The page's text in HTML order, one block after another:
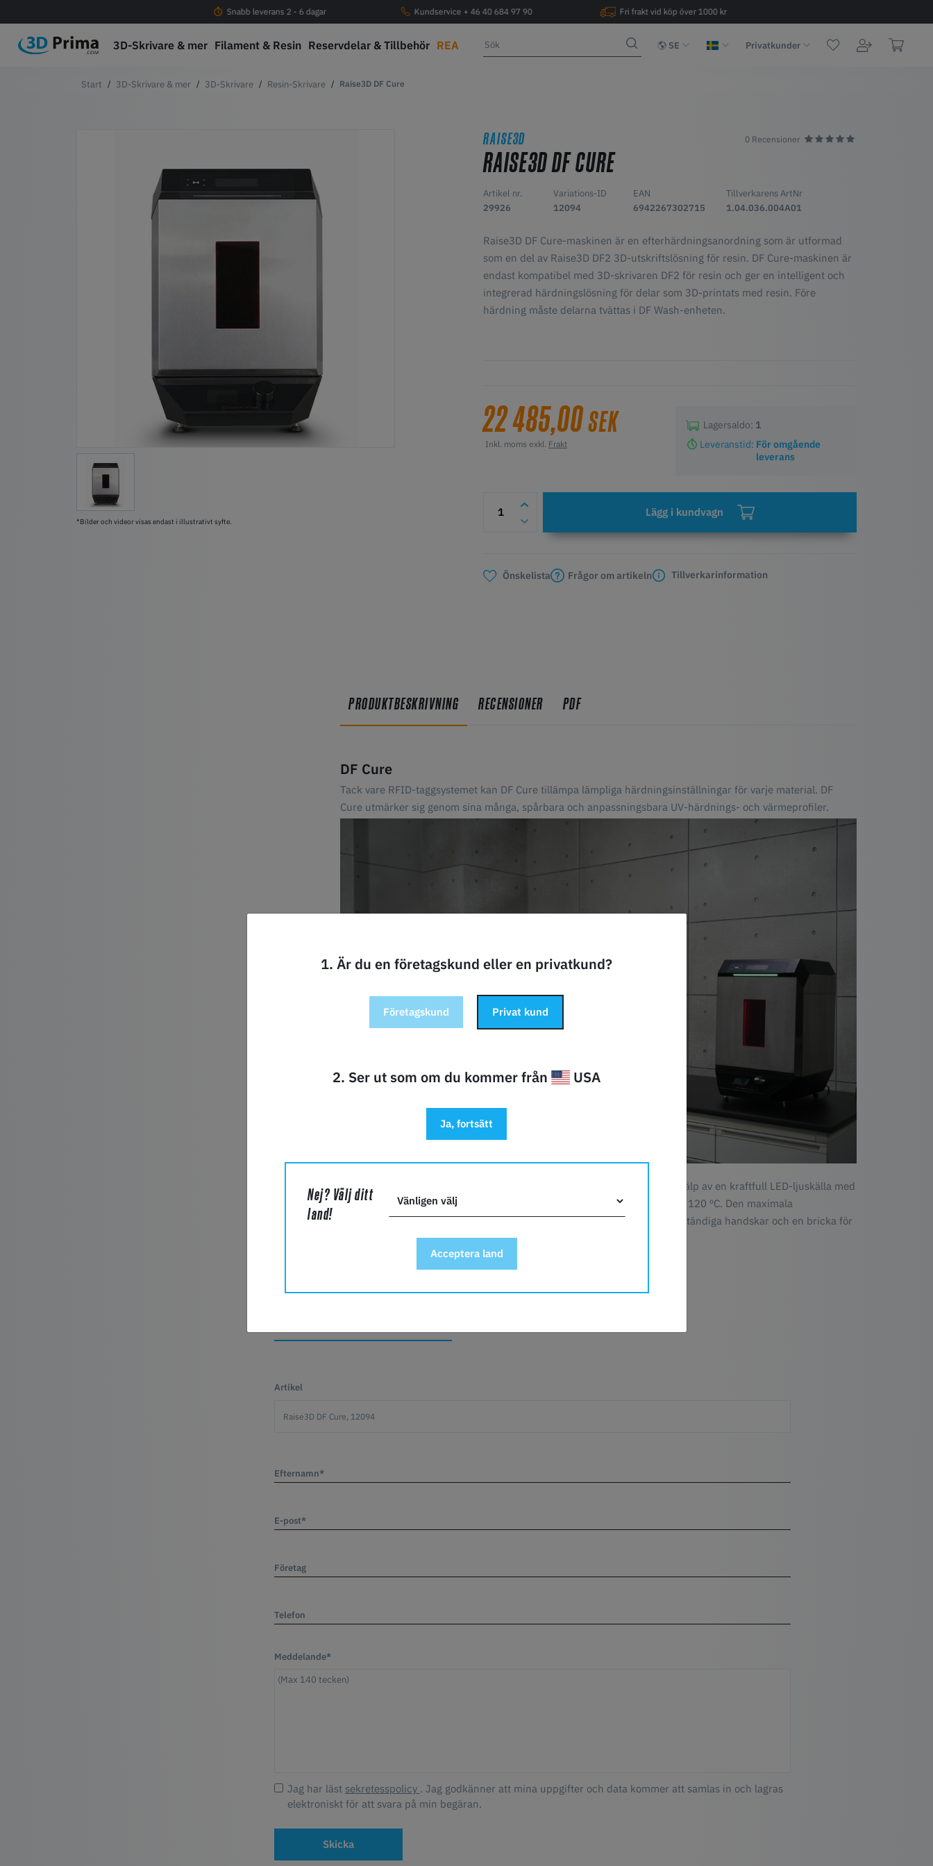
Snabb leverans 2 - 6 dagar Kundservice + 46 40 684 97 90 Fri frakt vid köp över 1000 kr
3D-Skrivare & mer Filament & Resin Reservdelar & Tillbehör REA SE Privatkunder
3D-Skrivare & mer 3D-Skrivare Resin-Skrivare Raise3D DF Cure
*Bilder och videor visas endast i illustrativt syfte.
RAISE3D 0 Recensioner
RAISE3D DF CURE
Artikel nr.
29926
Variations-ID
12094
EAN
6942267302715
Tillverkarens ArtNr
1.04.036.004A01
Raise3D DF Cure-maskinen är en efterhärdningsanordning som är utformad
som en del av Raise3D DF2 3D-utskriftslösning för resin. DF Cure-maskinen är
endast kompatibel med 3D-skrivaren DF2 för resin och ger en intelligent och
integrerad härdningslösning för delar som 3D-printats med resin. Före
härdning måste delarna tvättas i DF Wash-enheten.
22 485,00SEK
Inkl. moms exkl. Frakt
Lagersaldo: 1
Leveranstid: För omgående
leverans
Lägg i kundvagn
Önskelista Frågor om artikeln Tillverkarinformation
PRODUKTBESKRIVNING RECENSIONER PDF
DF Cure
Tack vare RFID-taggsystemet kan DF Cure tillämpa lämpliga härdningsinställningar för varje material. DF
Cure utmärker sig genom sina många, spårbara och anpassningsbara UV-härdnings- och värmeprofiler.
DF Cure utför en noggrann efterhärdning av de rengjorda delarna med hjälp av en kraftfull LED-ljuskälla med
blandade våglängder (365 / 385 / 405 nm) och luftuppvärmning på max. 120 ºC. Den maximala
härdningsstorleken är φ 230 x 300 mm. DF Cure levereras med värmebeständiga handskar och en bricka för
en säkrare och bekvämare efterbearbetning.
Artikel
Efternamn*
E-post*
Företag
Telefon
Meddelande*
Jag har läst sekretesspolicy . Jag godkänner att mina uppgifter och data kommer att samlas in och lagras
elektroniskt för att svara på min begäran.
Skicka
1. Är du en företagskund eller en privatkund?
Företagskund Privat kund
2. Ser ut som om du kommer från USA
Ja, fortsätt
Nej? Välj ditt
land!
Acceptera land